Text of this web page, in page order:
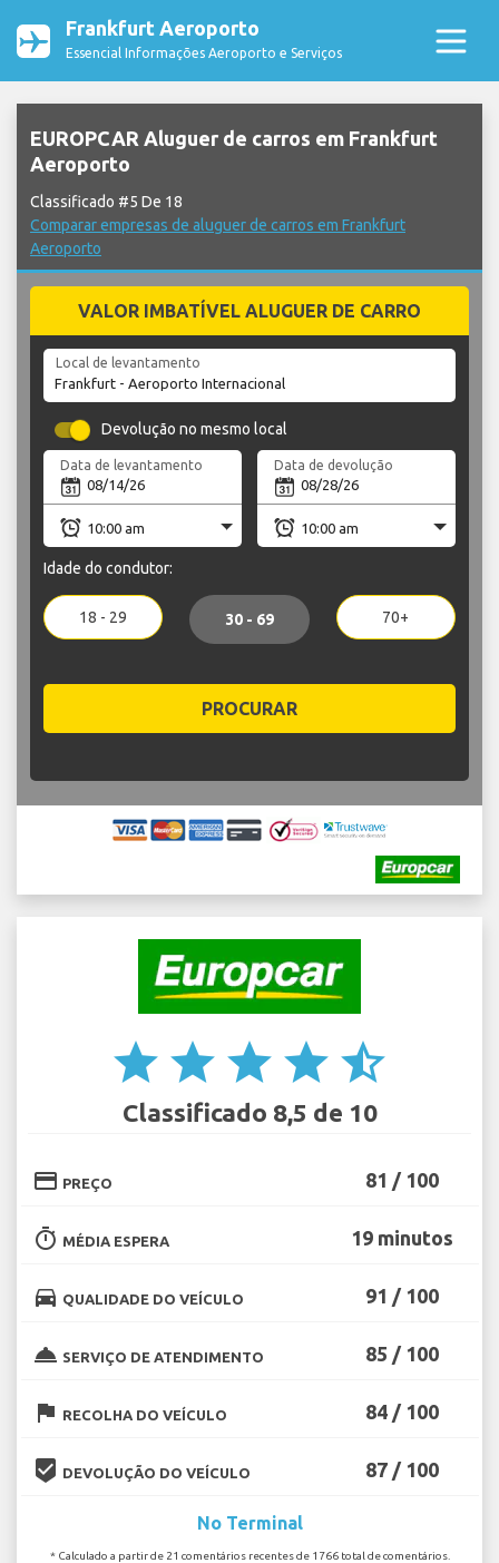
Frankfurt Aeroporto
Essencial Informações Aeroporto e Serviços
EUROPCAR Aluguer de carros em Frankfurt
Aeroporto
Classificado #5 De 18
Comparar empresas de aluguer de carros em Frankfurt
Aeroporto
VALOR IMBATÍVEL ALUGUER DE CARRO
Local de levantamento
Devolução no mesmo local
Data de levantamento Data de devolução
Idade do condutor:
18 - 29 30 - 69 70+
PROCURAR
star star star star star_half
Classificado 8,5 de 10
credit_card PREÇO 81 / 100
timer MÉDIA ESPERA 19 minutos
directions_car QUALIDADE DO VEÍCULO 91 / 100
room_service SERVIÇO DE ATENDIMENTO 85 / 100
flag RECOLHA DO VEÍCULO 84 / 100
beenhere DEVOLUÇÃO DO VEÍCULO 87 / 100
No Terminal
* Calculado a partir de 21 comentários recentes de 1766 total de comentários.